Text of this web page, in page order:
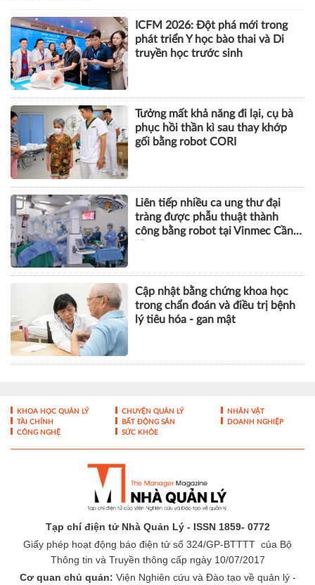
năm
SỨC KHỎE
ICFM 2026: Đột phá mới trong
phát triển Y học bào thai và Di
truyền học trước sinh
Tưởng mất khả năng đi lại, cụ bà
phục hồi thần kì sau thay khớp
gối bằng robot CORI
Liên tiếp nhiều ca ung thư đại
tràng được phẫu thuật thành
công bằng robot tại Vinmec Cần
lý tiêu hóa - gan mật
KHOA HỌC QUẢN LÝ CHUYỆN QUẢN LÝ
NHÂN VẬT
CÔNG NGHỆ
SỨC KHỎE